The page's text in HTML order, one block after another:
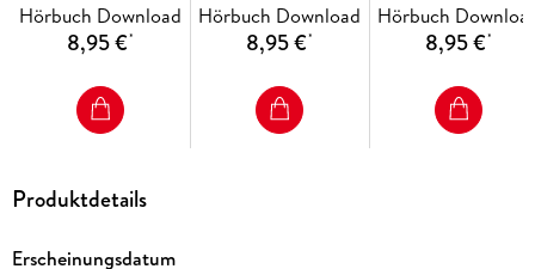
Hörbuch Download
8,95 €*
Hörbuch Download
8,95 €*
Hörbuch
8,95 €*
Produktdetails
Erscheinungsdatum